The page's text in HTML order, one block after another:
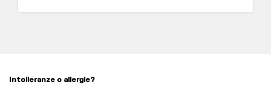
Intolleranze o allergie?